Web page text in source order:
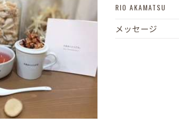
RIO AKAMATSU
メッセージ